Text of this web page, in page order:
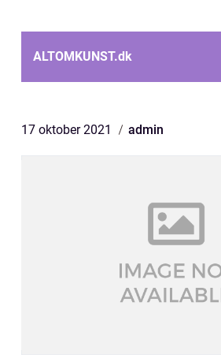
ALTOMKUNST.dk
17 oktober 2021 admin